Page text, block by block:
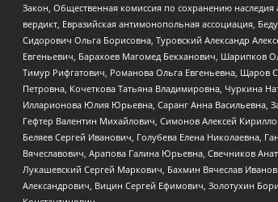
Закон, Общественная комиссия по сохранению
вердикт, Евразийская антимонопольная ассоциация,
Сидорович Ольга Борисовна, Туровский Александр
Евгеньевич, Барахоев Магомед Бекханович, Шарипков
Тимур Рифгатович, Романова Ольга Евгеньевна, Щаров
Петровна, Кочеткова Татьяна Владимировна, Чуркина
Илларионова Юлия Юрьевна, Саранг Анна Васильевна,
Гефтер Валентин Михайлович, Симонов Алексей
Беляев Сергей Иванович, Голубева Елена Николаевна,
Вячеславович, Арапова Галина Юрьевна, Свечников
Лукашевский Сергей Маркович, Бахмин Вячеслав
Александрович, Вицин Сергей Ефимович, Золотухин